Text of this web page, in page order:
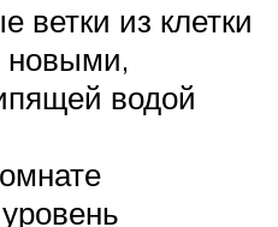
ветки из клетки
новыми,
водой